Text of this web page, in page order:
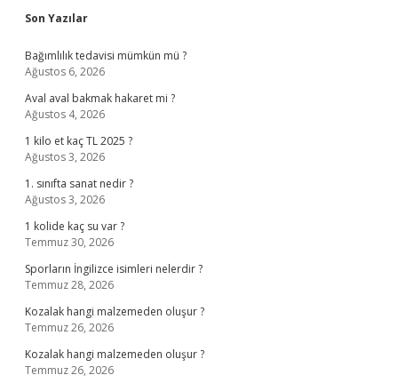
Sidebar
Son Yazılar
Bağımlılık tedavisi mümkün mü ?
Ağustos 6, 2026
Aval aval bakmak hakaret mi ?
Ağustos 4, 2026
1 kilo et kaç TL 2025 ?
Ağustos 3, 2026
1. sınıfta sanat nedir ?
Ağustos 3, 2026
1 kolide kaç su var ?
Temmuz 30, 2026
Sporların İngilizce isimleri nelerdir ?
Temmuz 28, 2026
Kozalak hangi malzemeden oluşur ?
Temmuz 26, 2026
Kozalak hangi malzemeden oluşur ?
Temmuz 26, 2026